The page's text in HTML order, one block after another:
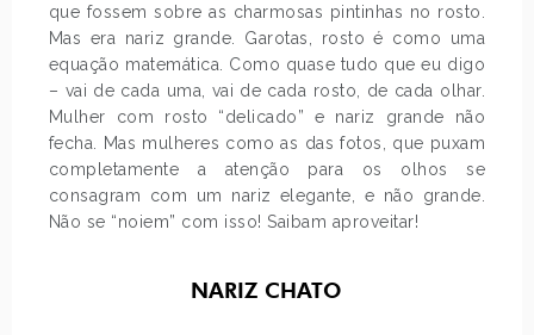
que fossem sobre as charmosas pintinhas no rosto.
Mas era nariz grande. Garotas, rosto é como uma
equação matemática. Como quase tudo que eu digo
– vai de cada uma, vai de cada rosto, de cada olhar.
Mulher com rosto “delicado” e nariz grande não
fecha. Mas mulheres como as das fotos, que puxam
completamente a atenção para os olhos se
consagram com um nariz elegante, e não grande.
Não se “noiem” com isso! Saibam aproveitar!
NARIZ CHATO